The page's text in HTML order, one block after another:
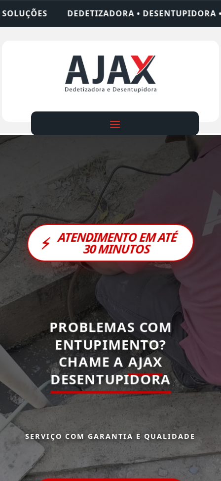
• DESENTUPIDORA • LIMPEZA DE FOSSA •
⚡ ATENDIMENTO EM ATÉ
30 MINUTOS
PROBLEMAS COM
ENTUPIMENTO?
CHAME A AJAX
DESENTUPIDORA
SERVIÇO COM GARANTIA E QUALIDADE